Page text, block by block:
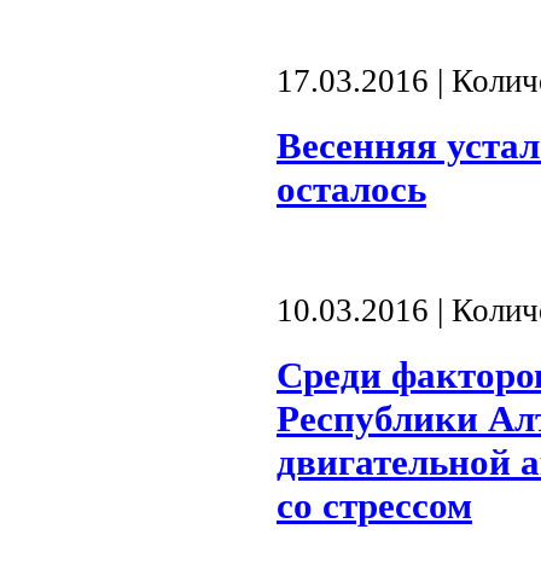
17.03.2016 |
Весенняя
осталось
10.03.2016 |
Среди
Республики
двигательной
со стрессом